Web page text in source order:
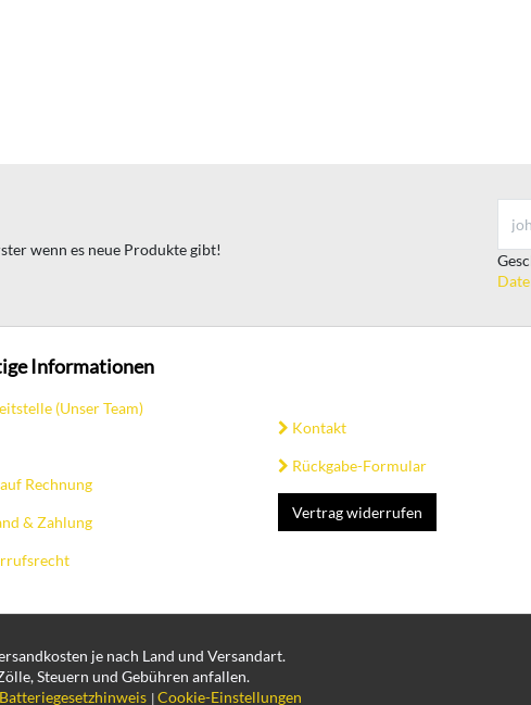
wenn es neue Produkte gibt!
Informationen
(Unser Team)
Rechnung
& Zahlung
Kontakt
Rückgabe-Formular
Vertrag widerrufen
je nach Land und Versandart.
Steuern und Gebühren anfallen.
Batteriegesetzhinweis | Cookie-Einstellungen